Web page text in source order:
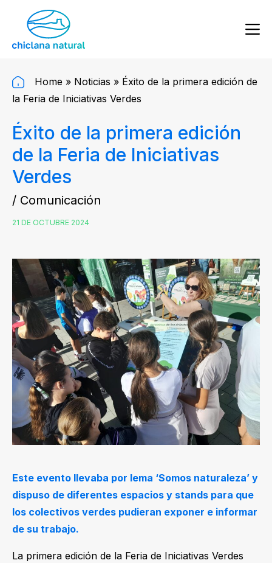
Home » Noticias » Éxito de la primera edición de
la Feria de Iniciativas Verdes
Éxito de la primera edición
de la Feria de Iniciativas
Verdes
/ Comunicación
21 DE OCTUBRE 2024
Este evento llevaba por lema ‘Somos naturaleza’ y
dispuso de diferentes espacios y stands para que
los colectivos verdes pudieran exponer e informar
de su trabajo.
La primera edición de la Feria de Iniciativas Verdes